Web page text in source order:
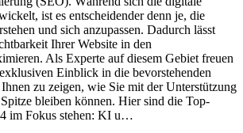
ist es entscheidender denn je, die
und sich anzupassen. Dadurch lässt
Ihrer Website in den
Als Experte auf diesem Gebiet freuen
Einblick in die bevorstehenden
zu zeigen, wie Sie mit der Unterstützung
bleiben können. Hier sind die Top-
im Fokus stehen: KI u…